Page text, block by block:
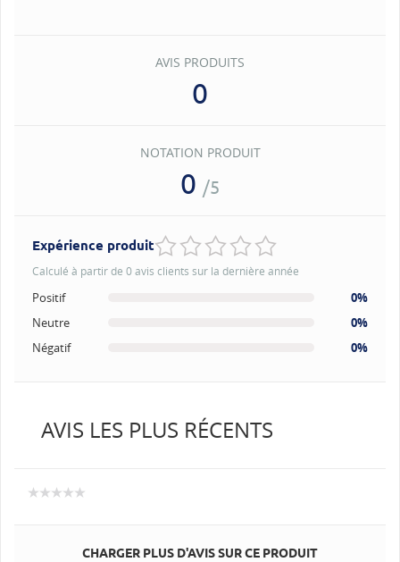
AVIS PRODUITS
0
NOTATION PRODUIT
0 /5
Expérience produit
Calculé à partir de 0 avis clients sur la dernière année
Positif
0%
Neutre
0%
Négatif
0%
AVIS LES PLUS RÉCENTS
CHARGER PLUS D'AVIS SUR CE PRODUIT